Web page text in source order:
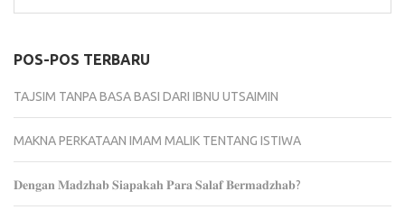
untuk:
POS-POS TERBARU
TAJSIM TANPA BASA BASI DARI IBNU UTSAIMIN
MAKNA PERKATAAN IMAM MALIK TENTANG ISTIWA
𝐃𝐞𝐧𝐠𝐚𝐧 𝐌𝐚𝐝𝐳𝐡𝐚𝐛 𝐒𝐢𝐚𝐩𝐚𝐤𝐚𝐡 𝐏𝐚𝐫𝐚 𝐒𝐚𝐥𝐚𝐟 𝐁𝐞𝐫𝐦𝐚𝐝𝐳𝐡𝐚𝐛?